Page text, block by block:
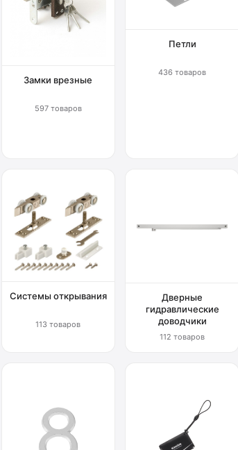
Замки врезные
597 товаров
Петли
436 товаров
Системы открывания
113 товаров
Дверные
гидравлические
доводчики
112 товаров